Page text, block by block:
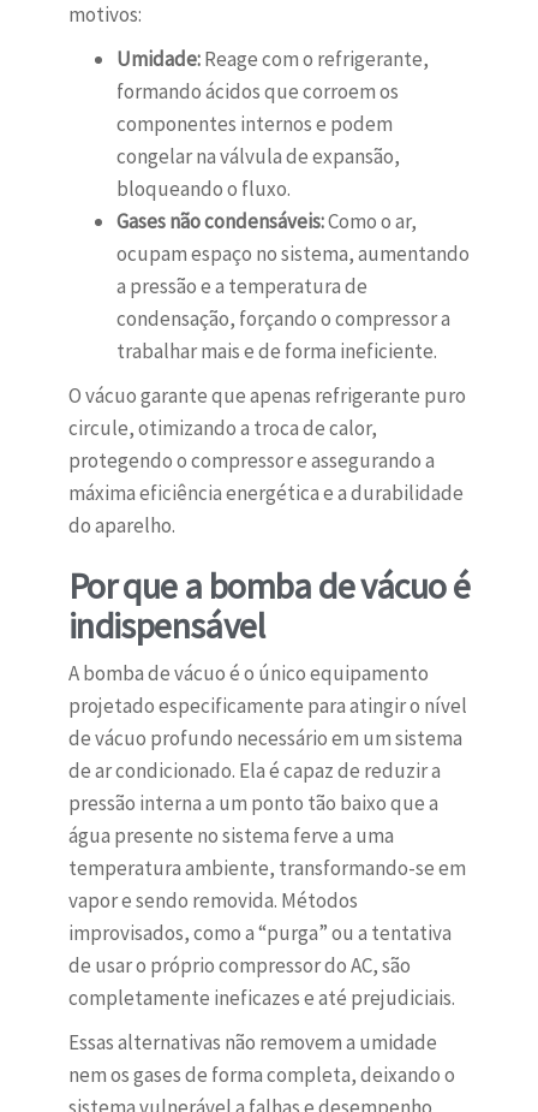
motivos:
Umidade:Reage com o refrigerante,
formando ácidos que corroem os
componentes internos e podem
congelar na válvula de expansão,
bloqueando o fluxo.
Gases não condensáveis:Como o ar,
ocupam espaço no sistema, aumentando
a pressão e a temperatura de
condensação, forçando o compressor a
trabalhar mais e de forma ineficiente.
O vácuo garante que apenas refrigerante puro
circule, otimizando a troca de calor,
protegendo o compressor e assegurando a
máxima eficiência energética e a durabilidade
do aparelho.
Por que a bomba de vácuo é
indispensável
A bomba de vácuo é o único equipamento
projetado especificamente para atingir o nível
de vácuo profundo necessário em um sistema
de ar condicionado. Ela é capaz de reduzir a
pressão interna a um ponto tão baixo que a
água presente no sistema ferve a uma
temperatura ambiente, transformando-se em
vapor e sendo removida. Métodos
improvisados, como a “purga” ou a tentativa
de usar o próprio compressor do AC, são
completamente ineficazes e até prejudiciais.
Essas alternativas não removem a umidade
nem os gases de forma completa, deixando o